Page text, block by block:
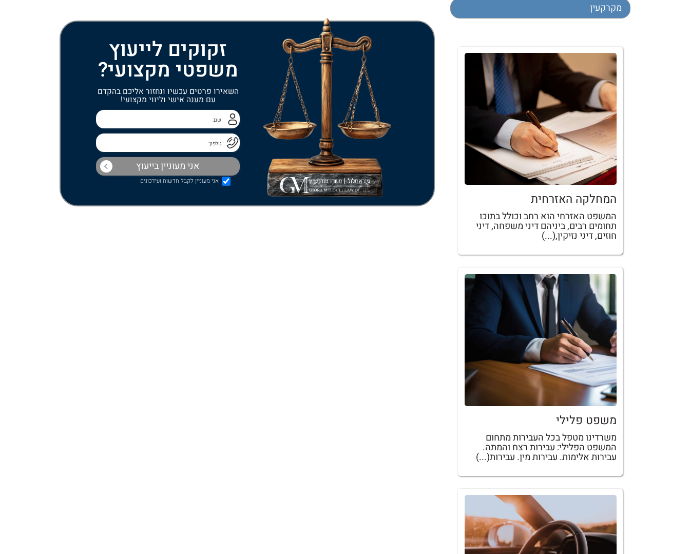
מקרקעין
המחלקה האזרחית
המשפט האזרחי הוא רחב וכולל בתוכו
תחומים רבים, ביניהם דיני משפחה, דיני
חוזים, דיני נזיקין,(...)
משפט פלילי
משרדינו מטפל בכל העבירות מתחום
המשפט הפלילי: עבירות רצח והמתה.
עבירות אלימות. עבירות מין. עבירות(...)
זקוקים לייעוץ
משפטי מקצועי?
השאירו פרטים עכשיו ונחזור אליכם בהקדם
עם מענה אישי וליווי מקצועי!
אני מעוניין לקבל חדשות ועידכונים